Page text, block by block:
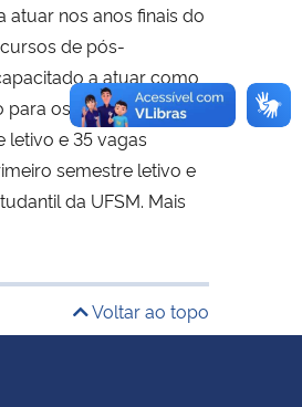
atuar nos anos finais do
de pós-
a atuar como
para os cursos da
letivo e 35 vagas
semestre letivo e
da UFSM. Mais
Voltar ao topo